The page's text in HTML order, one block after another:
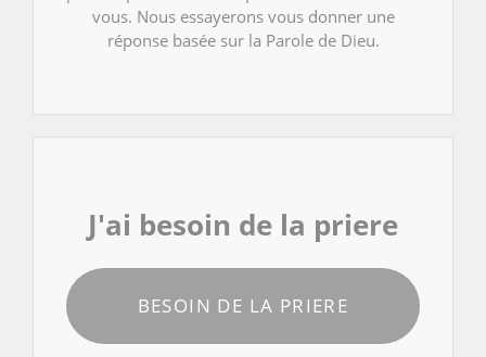
vous. Nous essayerons vous donner une
réponse basée sur la Parole de Dieu.
J'ai besoin de la priere
BESOIN DE LA PRIERE